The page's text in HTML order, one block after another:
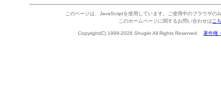
このページは、JavaScriptを使用しています。ご使用中のブラウザの
このホームページに関するお問い合わせは こ
Copyright(C) 1999-2026 Shugiin All Rights Reserved. 著作権